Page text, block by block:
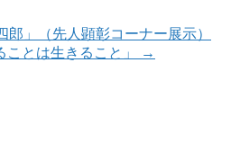
」（先人顕彰コーナー展示）
とは生きること」
→